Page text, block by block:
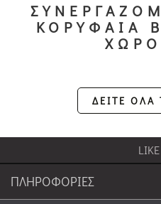
ΚΟΡΥΦΑΙΑ
ΔΕΙΤΕ ΟΛΑ
ΠΛΗΡΟΦΟΡΙΕΣ